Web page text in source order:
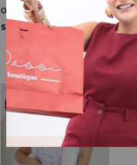
ou
2x de R$ 10,00
sem juros
OFF